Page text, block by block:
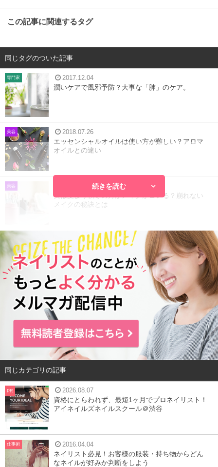
この記事に関連するタグ
同じタグのついた記事
専門家 2017.12.04
潤いケアで風邪予防？大事な「肺」のケア。
美容 2018.07.26
エッセンシャルオイルは使い方が難しい？アロマ
オイルとの違い
美容 2017.10.10
実は夏より秋冬の方がメイクがヨレる？崩れない
メイクの秘訣とは
続きを読む
同じカテゴリの記事
PR 2026.08.07
資格にとらわれず、最短1ヶ月でプロネイリスト！
アイネイルズネイルスクール＠渋谷
仕事術 2016.04.04
ネイリスト必見！お客様の服装・持ち物からどん
なネイルが好みか判断をしよう